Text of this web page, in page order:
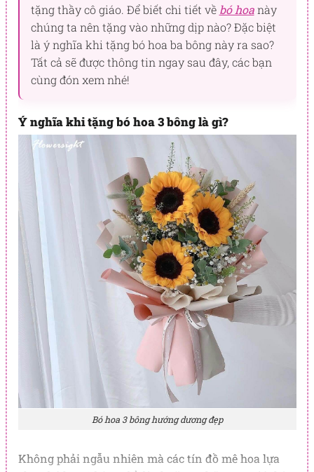
tặng thầy cô giáo. Để biết chi tiết về bó hoanày
chúng ta nên tặng vào những dịp nào? Đặc biệt
là ý nghĩa khi tặng bó hoa ba bông này ra sao?
Tất cả sẽ được thông tin ngay sau đây, các bạn
cùng đón xem nhé!
Ý nghĩa khi tặng bó hoa 3 bông là gì?
Bó hoa 3 bông hướng dương đẹp
Không phải ngẫu nhiên mà các tín đồ mê hoa lựa